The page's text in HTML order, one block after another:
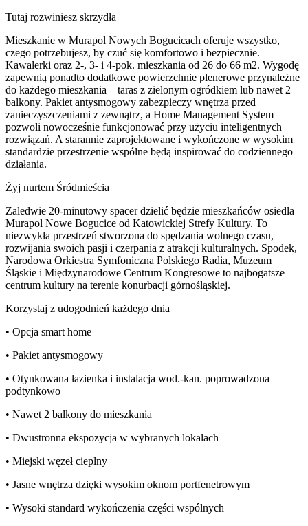
Tutaj rozwiniesz skrzydła
Mieszkanie w Murapol Nowych Bogucicach oferuje wszystko,
czego potrzebujesz, by czuć się komfortowo i bezpiecznie.
Kawalerki oraz 2-, 3- i 4-pok. mieszkania od 26 do 66 m2. Wygodę
zapewnią ponadto dodatkowe powierzchnie plenerowe przynależne
do każdego mieszkania – taras z zielonym ogródkiem lub nawet 2
balkony. Pakiet antysmogowy zabezpieczy wnętrza przed
zanieczyszczeniami z zewnątrz, a Home Management System
pozwoli nowocześnie funkcjonować przy użyciu inteligentnych
rozwiązań. A starannie zaprojektowane i wykończone w wysokim
standardzie przestrzenie wspólne będą inspirować do codziennego
działania.
Żyj nurtem Śródmieścia
Zaledwie 20-minutowy spacer dzielić będzie mieszkańców osiedla
Murapol Nowe Bogucice od Katowickiej Strefy Kultury. To
niezwykła przestrzeń stworzona do spędzania wolnego czasu,
rozwijania swoich pasji i czerpania z atrakcji kulturalnych. Spodek,
Narodowa Orkiestra Symfoniczna Polskiego Radia, Muzeum
Śląskie i Międzynarodowe Centrum Kongresowe to najbogatsze
centrum kultury na terenie konurbacji górnośląskiej.
Korzystaj z udogodnień każdego dnia
• Opcja smart home
• Pakiet antysmogowy
• Otynkowana łazienka i instalacja wod.-kan. poprowadzona
podtynkowo
• Nawet 2 balkony do mieszkania
• Dwustronna ekspozycja w wybranych lokalach
• Miejski węzeł cieplny
• Jasne wnętrza dzięki wysokim oknom portfenetrowym
• Wysoki standard wykończenia części wspólnych